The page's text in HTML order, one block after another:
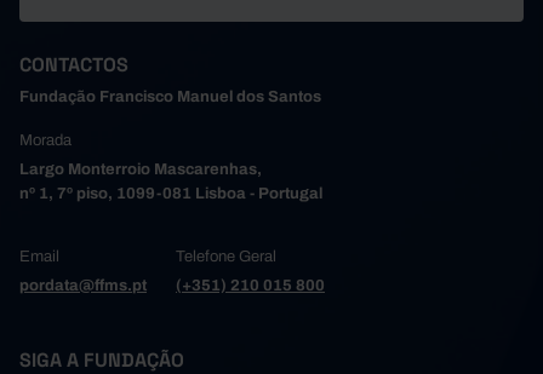
CONTACTOS
Fundação Francisco Manuel dos Santos
Morada
Largo Monterroio Mascarenhas,
nº 1, 7º piso, 1099-081 Lisboa - Portugal
Email
pordata@ffms.pt
Telefone Geral
(+351) 210 015 800
SIGA A FUNDAÇÃO